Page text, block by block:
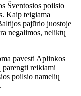
Šventosios poilsio
Kaip teigiama
pajūrio juostoje
negalimos, neliktų
pavesti Aplinkos
reikiami
poilsio namelių